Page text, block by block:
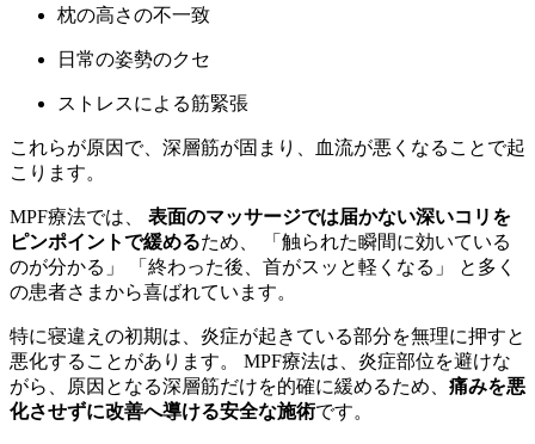
枕の高さの不一致
日常の姿勢のクセ
ストレスによる筋緊張
これらが原因で、深層筋が固まり、血流が悪くなることで起
こります。
MPF療法では、 表面のマッサージでは届かない深いコリを
ピンポイントで緩めるため、 「触られた瞬間に効いている
のが分かる」 「終わった後、首がスッと軽くなる」 と多く
の患者さまから喜ばれています。
特に寝違えの初期は、炎症が起きている部分を無理に押すと
悪化することがあります。 MPF療法は、炎症部位を避けな
がら、原因となる深層筋だけを的確に緩めるため、 痛みを悪
化させずに改善へ導ける安全な施術です。